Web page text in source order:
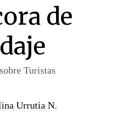
de
Turistas
Urrutia N.